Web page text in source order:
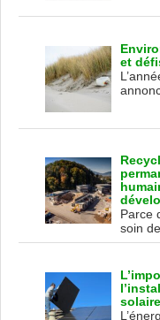
et
Parce
soin